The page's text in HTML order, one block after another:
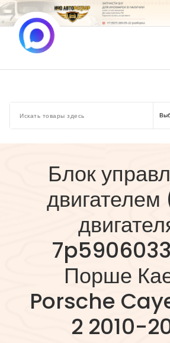
Перейти
к
содержимому
Блок
Порше
Porsche
2 2010-